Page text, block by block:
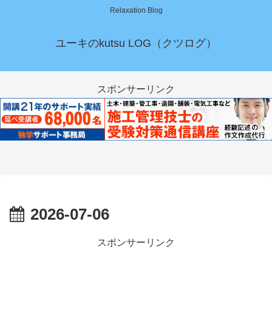
Relaxation Blog
ユーキのkutsu LOG（クツログ）
スポンサーリンク
2026-07-06
スポンサーリンク